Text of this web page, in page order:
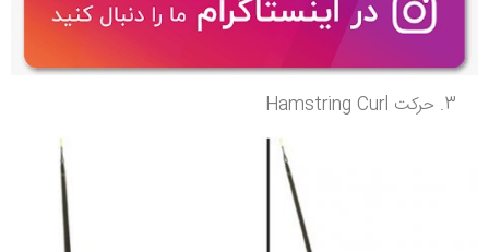
حرکت Hamstring Curl